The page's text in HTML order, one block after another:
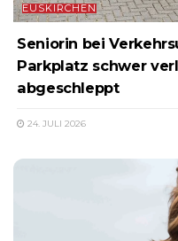
EUSKIRCHEN
Seniorin bei
Parkplatz schwer
abgeschleppt
24. JULI 2026